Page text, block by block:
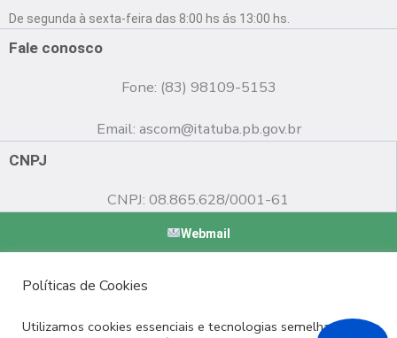
o
o
b
e
g
r
De segunda à sexta-feira das 8:00 hs ás 13:00 hs.
Fale conosco
Fone: (83) 98109-5153
Email: ascom@itatuba.pb.gov.br
CNPJ
CNPJ: 08.865.628/0001-61
Webmail
Políticas de Cookies
Utilizamos cookies essenciais e tecnologias semelhantes de